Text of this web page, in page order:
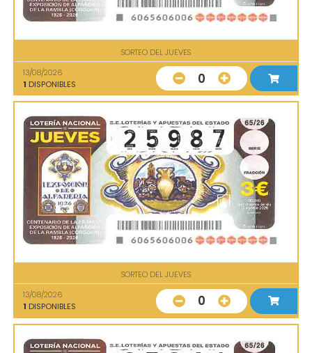
SORTEO DEL JUEVES
13/08/2026
1 DISPONIBLES 0
SORTEO DEL JUEVES
13/08/2026
1 DISPONIBLES 0